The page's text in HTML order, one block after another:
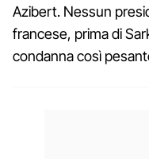
Azibert. Nessun
francese, prima di
condanna così